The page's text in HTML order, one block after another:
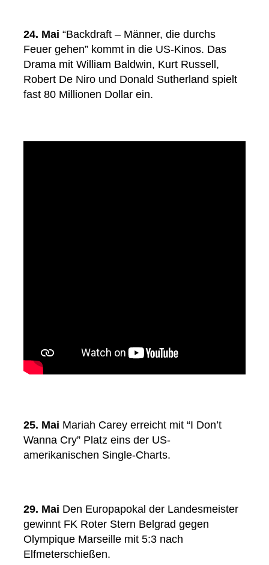
24. Mai “Backdraft – Männer, die durchs
Feuer gehen” kommt in die US-Kinos. Das
Drama mit William Baldwin, Kurt Russell,
Robert De Niro und Donald Sutherland spielt
fast 80 Millionen Dollar ein.
25. Mai Mariah Carey erreicht mit “I Don’t
Wanna Cry” Platz eins der US-
amerikanischen Single-Charts.
29. Mai Den Europapokal der Landesmeister
gewinnt FK Roter Stern Belgrad gegen
Olympique Marseille mit 5:3 nach
Elfmeterschießen.